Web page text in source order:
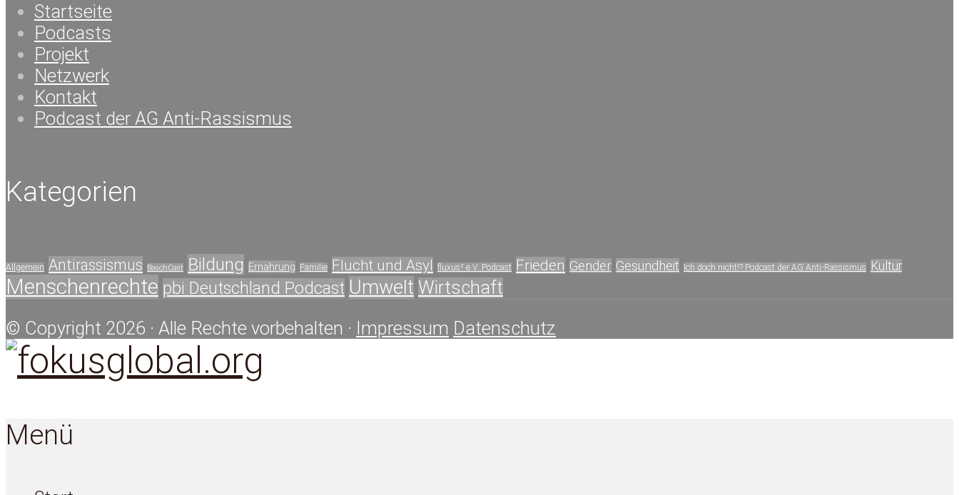
Startseite
Podcasts
Projekt
Netzwerk
Kontakt
Podcast der AG Anti-Rassismus
Kategorien
Allgemein Antirassismus BaschCast Bildung Ernährung Familie Flucht und Asyl fluxus² e.V. Podcast Frieden Gender Gesundheit Ich doch nicht!? Podcast der AG Anti-Rassismus Kultur
Menschenrechte pbi Deutschland Podcast Umwelt Wirtschaft
© Copyright 2026 · Alle Rechte vorbehalten · Impressum Datenschutz
Menü